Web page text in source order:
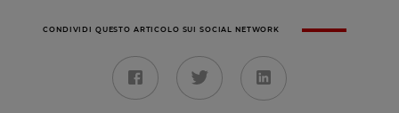
CONDIVIDI QUESTO ARTICOLO SUI SOCIAL NETWORK